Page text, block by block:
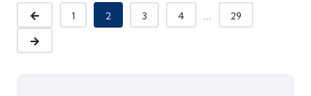
1 2 3 4 29